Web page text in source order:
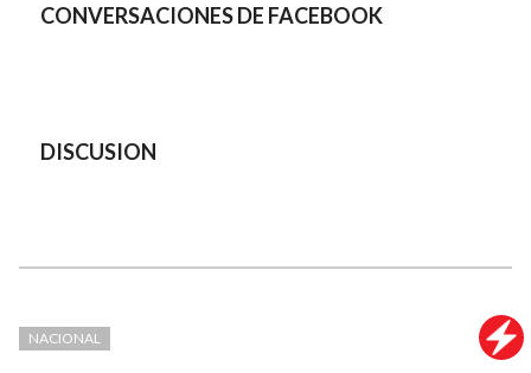
CONVERSACIONES DE FACEBOOK
DISCUSION
NACIONAL